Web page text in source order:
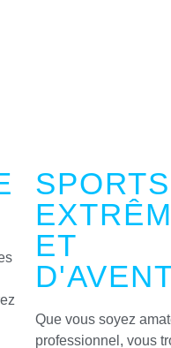
SPORTS
ET
Que vous soyez
professionnel, vous